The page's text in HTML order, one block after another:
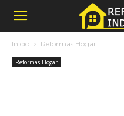
Inicio Reformas Hogar
Reformas Hogar